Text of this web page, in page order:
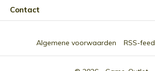
Contact
Algemene voorwaarden RSS-feed